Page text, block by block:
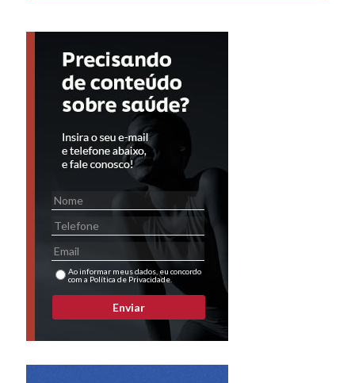
Ao informar meus dados, eu concordo
com a Política de Privacidade.
Enviar